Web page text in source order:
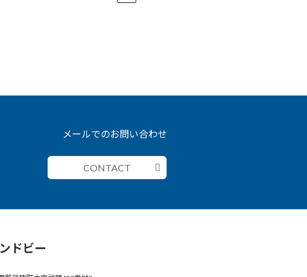
メールでのお問い合わせ
CONTACT
ドビー